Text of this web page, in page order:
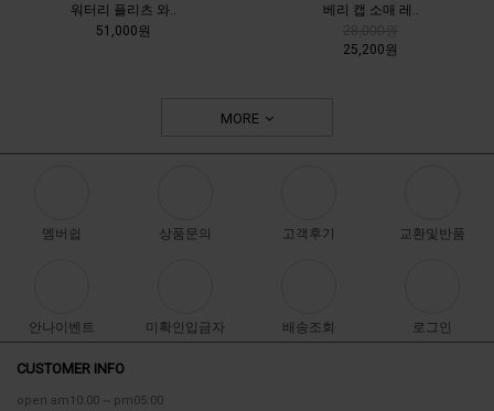
워터리 플리츠 와..
51,000원
베리 캡 소매 레..
25,200원
MORE
멤버쉽 상품문의 고객후기 교환및반품
안나이벤트 미확인입금자 배송조회 로그인
CUSTOMER INFO
open am10:00 ~ pm05:00